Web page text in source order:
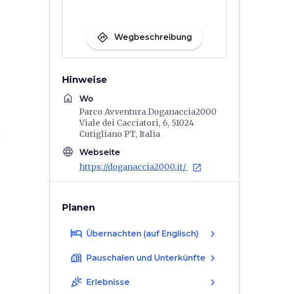
directions Wegbeschreibung
Hinweise
home Wo
Parco Avventura Doganaccia2000
Viale dei Cacciatori, 6, 51024
Cutigliano PT, Italia
language Webseite
https://doganaccia2000.it/ open_in_new
Planen
hotel Übernachten (auf Englisch) chevron_right
holiday_village Pauschalen und Unterkünfte chevron_right
celebration Erlebnisse chevron_right